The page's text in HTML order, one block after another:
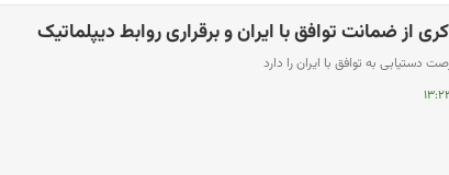
از ضمانت توافق با ایران و برقراری روابط دیپلماتیک
دستیابی به توافق با ایران را دارد